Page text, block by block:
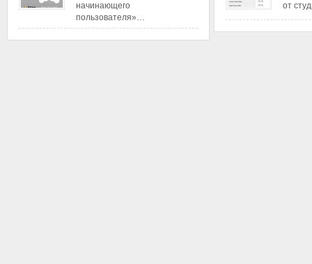
начинающего
пользователя»…
от